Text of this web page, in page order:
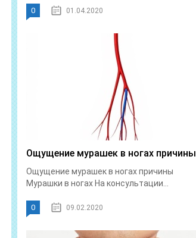
0 01.04.2020
Ощущение мурашек в ногах причины
Ощущение мурашек в ногах причины
Мурашки в ногах На консультации...
0 09.02.2020